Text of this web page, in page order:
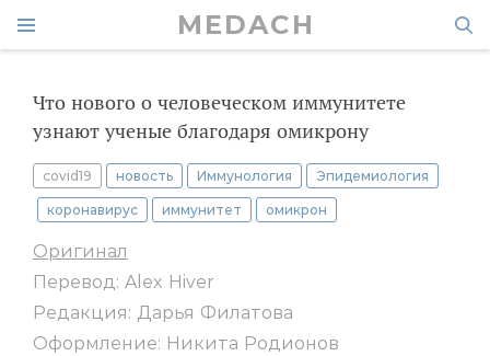
MEDACH
Что нового о человеческом иммунитете
узнают ученые благодаря омикрону
covid19 новость Иммунология Эпидемиология
коронавирус иммунитет омикрон
Оригинал
Перевод: Alex Hiver
Редакция: Дарья Филатова
Оформление: Никита Родионов